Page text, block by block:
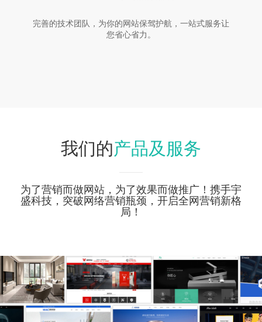
完善的技术团队，为你的网站保驾护航，一站式服务让
您省心省力。
我们的产品及服务
为了营销而做网站，为了效果而做推广！携手宇
盛科技，突破网络营销瓶颈，开启全网营销新格
局！